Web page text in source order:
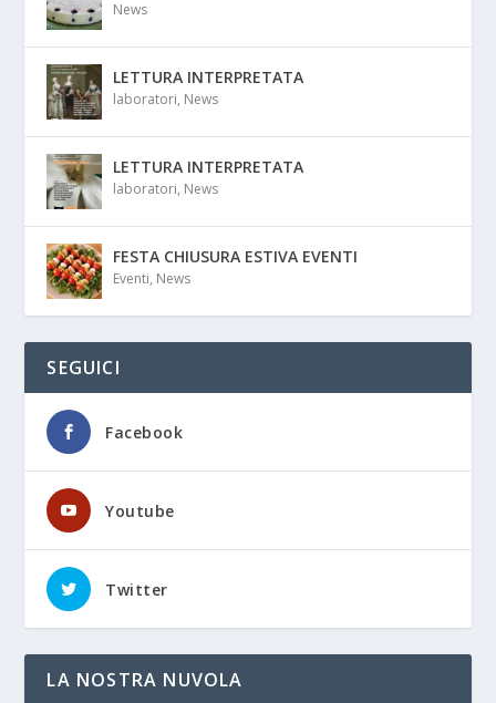
News
LETTURA INTERPRETATA
laboratori, News
LETTURA INTERPRETATA
laboratori, News
FESTA CHIUSURA ESTIVA EVENTI
Eventi, News
SEGUICI
Facebook
Youtube
Twitter
LA NOSTRA NUVOLA